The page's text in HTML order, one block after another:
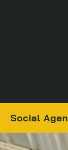
Social